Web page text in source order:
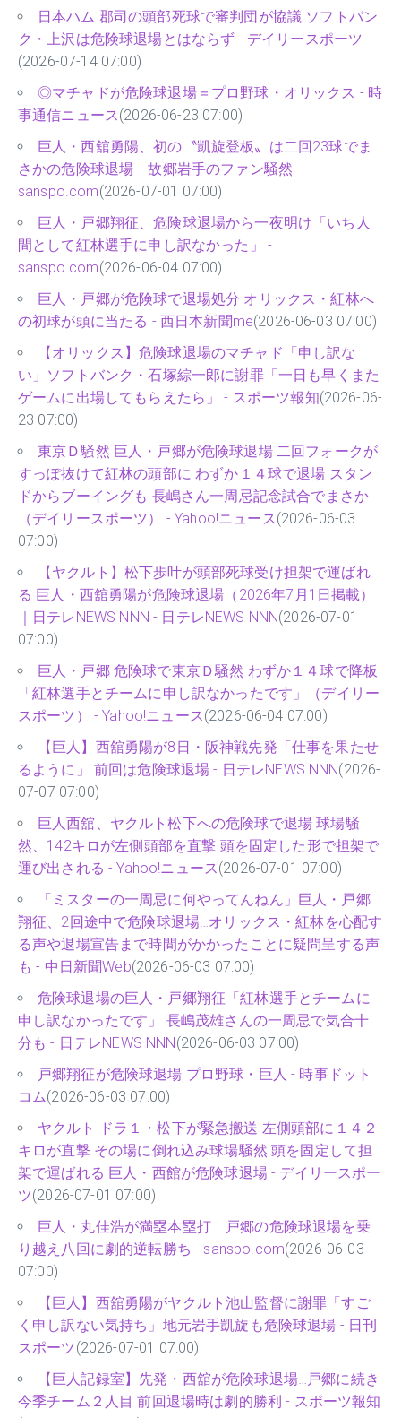
日本ハム 郡司の頭部死球で審判団が協議 ソフトバン
ク・上沢は危険球退場とはならず - デイリースポーツ
(2026-07-14 07:00)
◎マチャドが危険球退場＝プロ野球・オリックス - 時
事通信ニュース(2026-06-23 07:00)
巨人・西舘勇陽、初の〝凱旋登板〟は二回23球でま
さかの危険球退場 故郷岩手のファン騒然 -
sanspo.com(2026-07-01 07:00)
巨人・戸郷翔征、危険球退場から一夜明け「いち人
間として紅林選手に申し訳なかった」 -
sanspo.com(2026-06-04 07:00)
巨人・戸郷が危険球で退場処分 オリックス・紅林へ
の初球が頭に当たる - 西日本新聞me(2026-06-03 07:00)
【オリックス】危険球退場のマチャド「申し訳な
い」ソフトバンク・石塚綜一郎に謝罪「一日も早くまた
ゲームに出場してもらえたら」 - スポーツ報知(2026-06-
23 07:00)
東京Ｄ騒然 巨人・戸郷が危険球退場 二回フォークが
すっぽ抜けて紅林の頭部に わずか１４球で退場 スタン
ドからブーイングも 長嶋さん一周忌記念試合でまさか
（デイリースポーツ） - Yahoo!ニュース(2026-06-03
07:00)
【ヤクルト】松下歩叶が頭部死球受け担架で運ばれ
る 巨人・西舘勇陽が危険球退場（2026年7月1日掲載）
｜日テレNEWS NNN - 日テレNEWS NNN(2026-07-01
07:00)
巨人・戸郷 危険球で東京Ｄ騒然 わずか１４球で降板
「紅林選手とチームに申し訳なかったです」（デイリー
スポーツ） - Yahoo!ニュース(2026-06-04 07:00)
【巨人】西舘勇陽が8日・阪神戦先発「仕事を果たせ
るように」 前回は危険球退場 - 日テレNEWS NNN(2026-
07-07 07:00)
巨人西舘、ヤクルト松下への危険球で退場 球場騒
然、142キロが左側頭部を直撃 頭を固定した形で担架で
運び出される - Yahoo!ニュース(2026-07-01 07:00)
「ミスターの一周忌に何やってんねん」巨人・戸郷
翔征、2回途中で危険球退場…オリックス・紅林を心配す
る声や退場宣告まで時間がかかったことに疑問呈する声
も - 中日新聞Web(2026-06-03 07:00)
危険球退場の巨人・戸郷翔征「紅林選手とチームに
申し訳なかったです」 長嶋茂雄さんの一周忌で気合十
分も - 日テレNEWS NNN (2026-06-03 07:00)
戸郷翔征が危険球退場 プロ野球・巨人 - 時事ドット
コム(2026-06-03 07:00)
ヤクルト ドラ１・松下が緊急搬送 左側頭部に１４２
キロが直撃 その場に倒れ込み球場騒然 頭を固定して担
架で運ばれる 巨人・西館が危険球退場 - デイリースポー
ツ(2026-07-01 07:00)
巨人・丸佳浩が満塁本塁打 戸郷の危険球退場を乗
り越え八回に劇的逆転勝ち - sanspo.com(2026-06-03
07:00)
【巨人】西舘勇陽がヤクルト池山監督に謝罪「すご
く申し訳ない気持ち」地元岩手凱旋も危険球退場 - 日刊
スポーツ(2026-07-01 07:00)
【巨人記録室】先発・西舘が危険球退場…戸郷に続き
今季チーム２人目 前回退場時は劇的勝利 - スポーツ報知